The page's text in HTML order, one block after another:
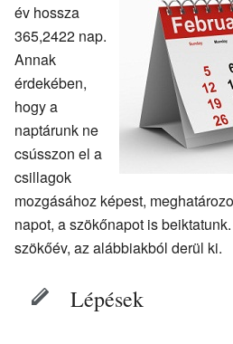
év hossza
365,2422 nap.
Annak
érdekében,
hogy a
naptárunk ne
csússzon el a
csillagok
mozgásához képest,
napot, a szökőnapot is
szökőév, az alábbiakból derül ki.
Lépések